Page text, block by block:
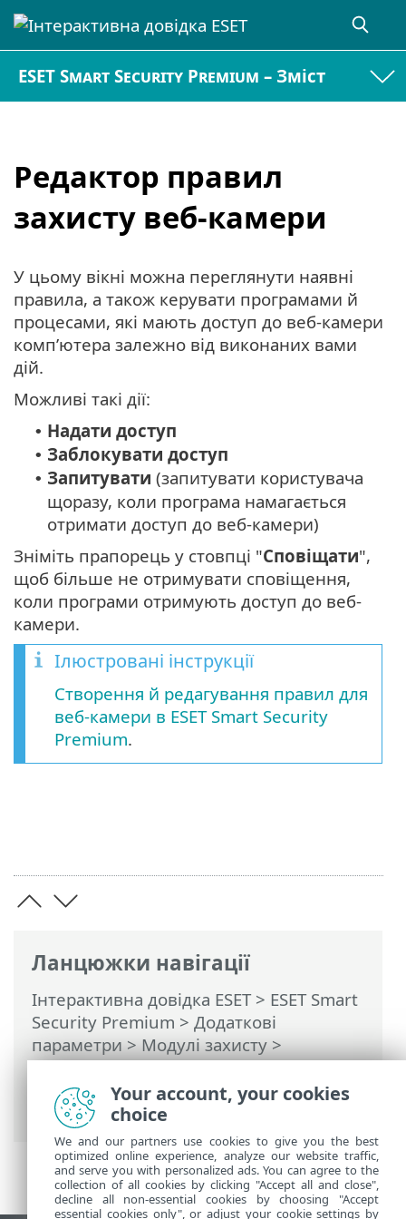
ESET Smart Security Premium – Зміст
Редактор правил
захисту веб-камери
Ланцюжки навігації
Інтерактивна довідка ESET> ESET Smart
Security Premium > Додаткові
параметри>Модулі захисту>
Контроль пристроїв>Захист веб-
камери> Редактор правил захисту веб-
камери
У цьому вікні можна переглянути наявні
правила, а також керувати програмами й
процесами, які мають доступ до веб-камери
комп’ютера залежно від виконаних вами
дій.
Можливі такі дії:
• Надати доступ
• Заблокувати доступ
• Запитувати (запитувати користувача
щоразу, коли програма намагається
отримати доступ до веб-камери)
Зніміть прапорець у стовпці "Сповіщати",
щоб більше не отримувати сповіщення,
коли програми отримують доступ до веб-
камери.
Ілюстровані інструкції
Створення й редагування правил для
веб-камери в ESET Smart Security
Premium.
Your account, your cookies
choice
We and our partners use cookies to give you the best
optimized online experience, analyze our website traffic,
and serve you with personalized ads. You can agree to the
collection of all cookies by clicking "Accept all and close",
decline all non-essential cookies by choosing "Accept
essential cookies only", or adjust your cookie settings by